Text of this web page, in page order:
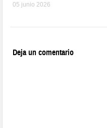
05 junio 2026
Deja un comentario